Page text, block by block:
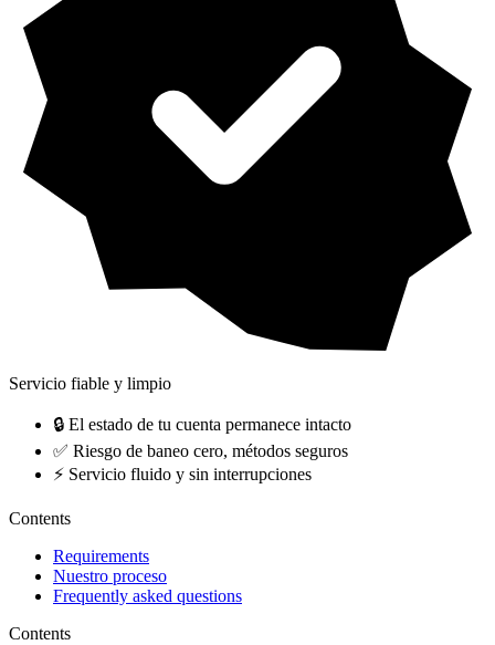
Servicio fiable y limpio
🔒 El estado de tu cuenta permanece intacto
✅ Riesgo de baneo cero, métodos seguros
⚡ Servicio fluido y sin interrupciones
Contents
Requirements
Nuestro proceso
Frequently asked questions
Contents